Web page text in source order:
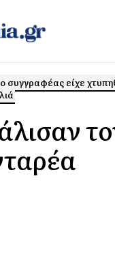
συγγραφέας είχε